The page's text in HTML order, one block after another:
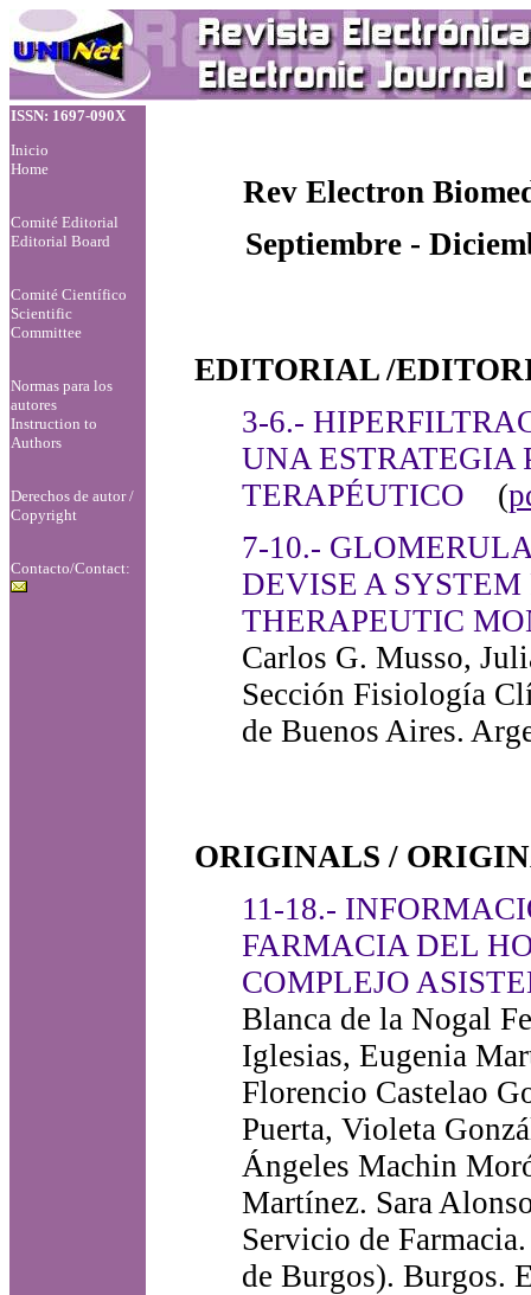
ISSN: 1697-090X
Inicio
Home
Comité Editorial
Editorial Board
Comité Científico
Scientific
Committee
Normas para los
autores
Instruction to
Authors
Derechos de autor /
Copyright
Contacto/Contact:
Rev Electron
Septiembre -
EDITORIAL /
3-6.-
UNA ESTRATEGIA
TERAPÉUTICO (
7-10.-
DEVISE A
THERAPEUTIC
Carlos G. Musso,
Sección Fisiología
de Buenos Aires.
ORIGINALS /
11-18.-
FARMACIA DEL
COMPLEJO
Blanca de la Nogal
Iglesias, Eugenia
Florencio Castelao
Puerta, Violeta
Ángeles Machin
Martínez. Sara
Servicio de
de Burgos). Burgos.